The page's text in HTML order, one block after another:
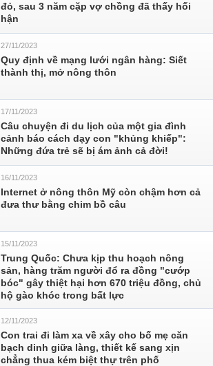
đỏ, sau 3 năm cặp vợ chồng đã thấy hối
hận
27/11/2023
Quy định về mạng lưới ngân hàng: Siết
thành thị, mở nông thôn
17/11/2023
Câu chuyện đi du lịch của một gia đình
cảnh báo cách dạy con "khủng khiếp":
Những đứa trẻ sẽ bị ám ảnh cả đời!
16/11/2023
Internet ở nông thôn Mỹ còn chậm hơn cả
đưa thư bằng chim bồ câu
15/11/2023
Trung Quốc: Chưa kịp thu hoạch nông
sản, hàng trăm người đổ ra đồng "cướp
bóc" gây thiệt hại hơn 670 triệu đồng, chủ
hộ gào khóc trong bất lực
12/11/2023
Con trai đi làm xa về xây cho bố mẹ căn
bạch dinh giữa làng, thiết kế sang xịn
chẳng thua kém biệt thự trên phố